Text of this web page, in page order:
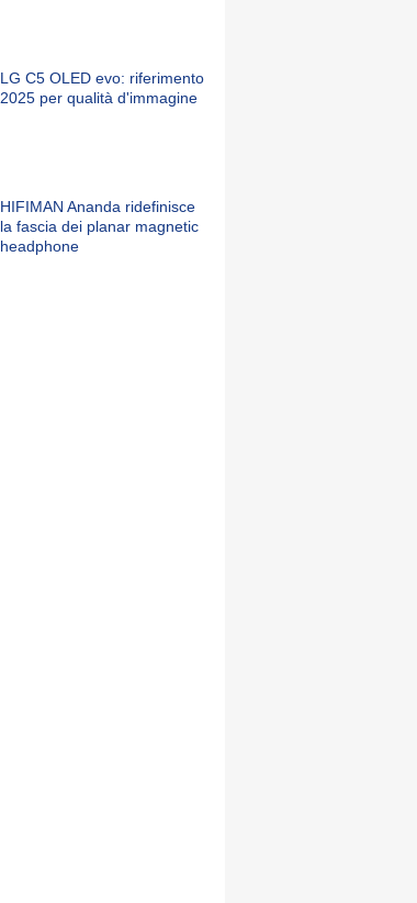
LG C5 OLED evo: riferimento
2025 per qualità d'immagine
HIFIMAN Ananda ridefinisce
la fascia dei planar magnetic
headphone